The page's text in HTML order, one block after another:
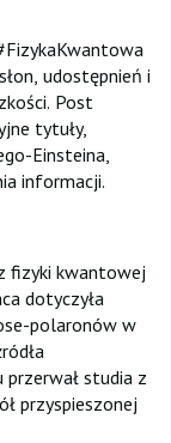
udostępnień i
Post
tytuły,
Einsteina,
informacji.
fizyki kwantowej
dotyczyła
polaronów w
studia z
przyspieszonej